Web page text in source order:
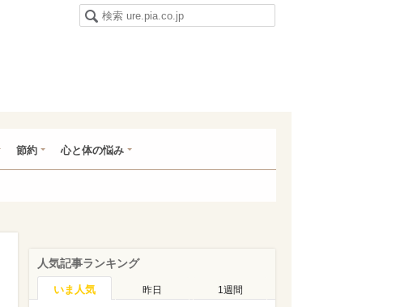
節約 心と体の悩み
人気記事ランキング
いま人気 昨日 1週間